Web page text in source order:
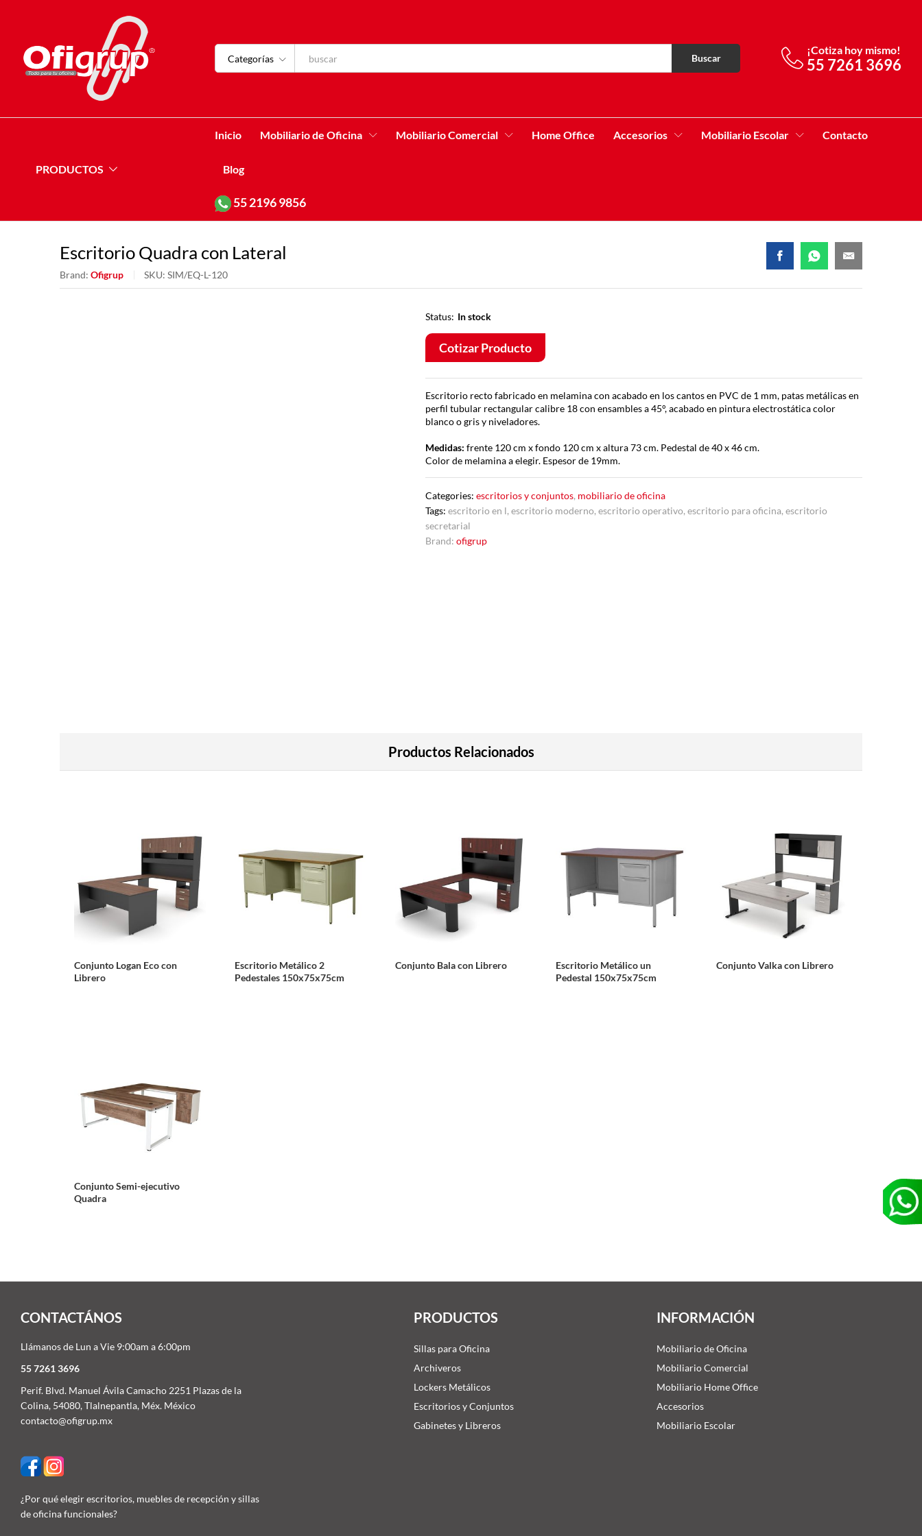
Categorías Buscar
¡Cotiza hoy mismo!
55 7261 3696
PRODUCTOS
Inicio Mobiliario de Oficina Mobiliario Comercial Home Office Accesorios Mobiliario Escolar Contacto
Blog
552196 9856
Escritorio Quadra con Lateral
Brand: Ofigrup SKU: SIM/EQ-L-120
Status: In stock
Cotizar Producto
Escritorio recto fabricado en melamina con acabado en los cantos en PVC de 1 mm, patas metálicas en
perfil tubular rectangular calibre 18 con ensambles a 45°, acabado en pintura electrostática color
blanco o gris y niveladores.
Medidas: frente 120 cm x fondo 120 cm x altura 73 cm. Pedestal de 40 x 46 cm.
Color de melamina a elegir. Espesor de 19mm.
Categories:escritorios y conjuntos, mobiliario de oficina
Tags:escritorio en l,escritorio moderno,escritorio operativo,escritorio para oficina,escritorio
secretarial
Brand:ofigrup
Productos Relacionados
Conjunto Logan Eco con
Librero
Escritorio Metálico 2
Pedestales 150x75x75cm
Conjunto Bala con Librero
Escritorio Metálico un
Pedestal 150x75x75cm
Conjunto Valka con Librero
Conjunto Semi-ejecutivo
Quadra
CONTACTÁNOS
Llámanos de Lun a Vie 9:00am a 6:00pm
55 7261 3696
Perif. Blvd. Manuel Ávila Camacho 2251 Plazas de la
Colina, 54080, Tlalnepantla, Méx. México
contacto@ofigrup.mx
¿Por qué elegir escritorios, muebles de recepción y sillas
de oficina funcionales?
PRODUCTOS
Sillas para Oficina
Archiveros
Lockers Metálicos
Escritorios y Conjuntos
Gabinetes y Libreros
INFORMACIÓN
Mobiliario de Oficina
Mobiliario Comercial
Mobiliario Home Office
Accesorios
Mobiliario Escolar